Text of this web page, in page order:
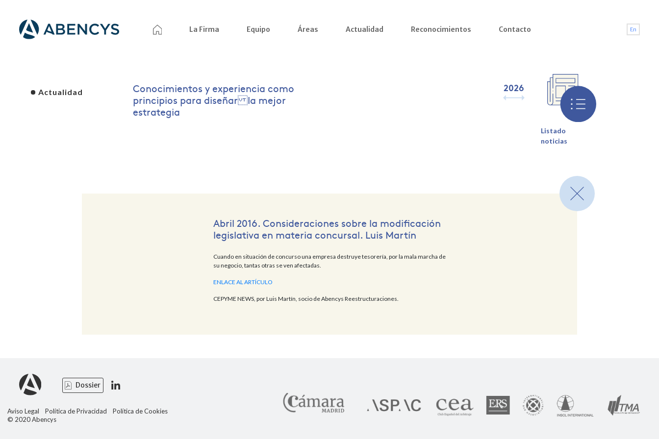
La Firma Equipo Áreas Actualidad Reconocimientos Contacto En
Actualidad
Conocimientos y experiencia como
principios para diseñar la mejor
estrategia
2026 2024 2023
Listado
noticias
Abril 2016. Consideraciones sobre la modificación
legislativa en materia concursal. Luis Martín
Cuando en situación de concurso una empresa destruye tesorería, por la mala marcha de
su negocio, tantas otras se ven afectadas.
ENLACE AL ARTÍCULO
CEPYME NEWS, por Luis Martín, socio de Abencys Reestructuraciones.
Dossier
Aviso Legal Política de Privacidad
Política de Cookies
© 2020 Abencys